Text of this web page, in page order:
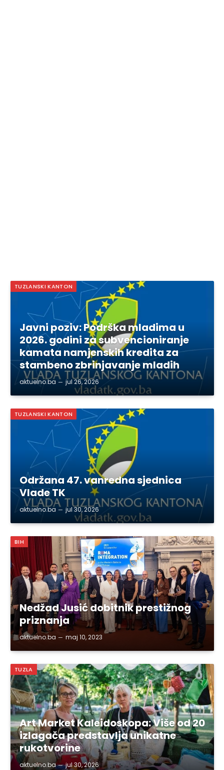
TUZLANSKI KANTON
Javni poziv: Podrška mladima u
2026. godini za subvencioniranje
kamata namjenskih kredita za
stambeno zbrinjavanje mladih
aktuelno.ba jul 26, 2026
TUZLANSKI KANTON
Održana 47. vanredna sjednica
Vlade TK
aktuelno.ba jul 30, 2026
BIH
Nedžad Jusić dobitnik prestižnog
priznanja
aktuelno.ba maj 10, 2023
TUZLA
Art Market Kaleidoskopa: Više od 20
izlagača predstavlja unikatne
rukotvorine
aktuelno.ba jul 30, 2026